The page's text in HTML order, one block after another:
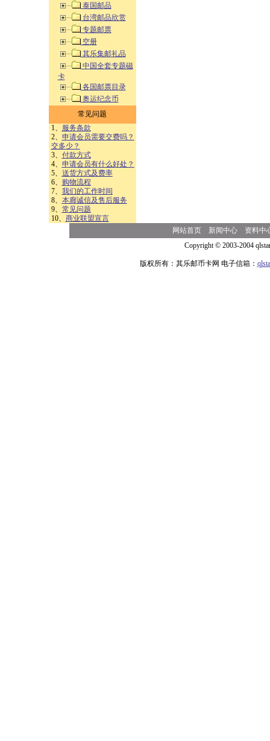
泰国邮品
台湾邮品欣赏
专题邮票
空册
其乐集邮礼品
中国全套专题磁
卡
各国邮票目录
奥运纪念币
常见问题
1、
服务条款
2、 申请会员需要交费吗？
交多少？
3、 付款方式
4、 申请会员有什么好处？
5、 送货方式及费率
6、
购物流程
7、 我们的工作时间
8、 本廊诚信及售后服务
9、 常见问题
10、 商业联盟宣言
网站首页 新闻中心
资料中
Copyright © 2003-2004
版权所有：其乐邮币卡网 电子信箱：